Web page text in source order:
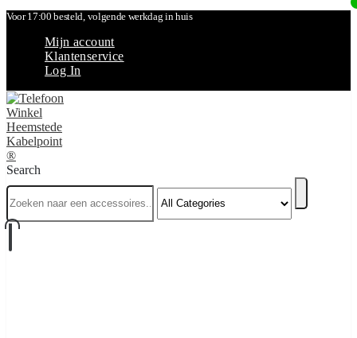
Voor 17:00 besteld, volgende werkdag in huis
Mijn account
Klantenservice
Log In
Search